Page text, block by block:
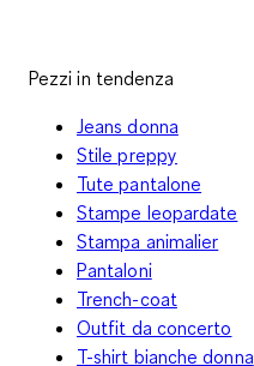
Pezzi in tendenza
Jeans donna
Stile preppy
Tute pantalone
Stampe leopardate
Stampa animalier
Pantaloni
Trench-coat
Outfit da concerto
T-shirt bianche donna